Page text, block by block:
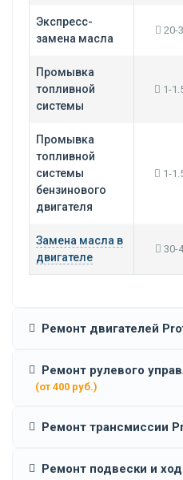
Экспресс-
замена масла
20-
Промывка
топливной
системы
1-
Промывка
топливной
системы
бензинового
двигателя
1-
Замена масла в
двигателе
30-
Ремонт двигателей
Ремонт рулевого
(от 400 руб.)
Ремонт трансмиссии
Ремонт подвески и